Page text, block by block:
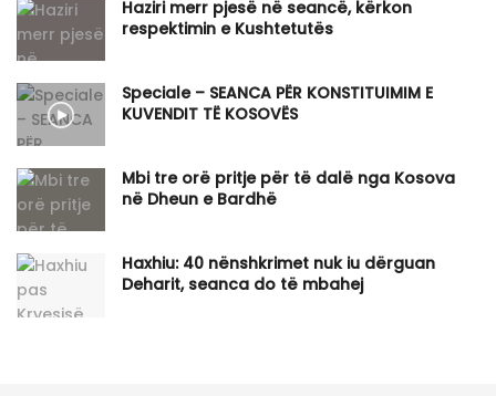
Haziri merr pjesë në seancë, kërkon
respektimin e Kushtetutës
Speciale – SEANCA PËR KONSTITUIMIM E
KUVENDIT TË KOSOVËS
Mbi tre orë pritje për të dalë nga Kosova
në Dheun e Bardhë
Haxhiu: 40 nënshkrimet nuk iu dërguan
Deharit, seanca do të mbahej